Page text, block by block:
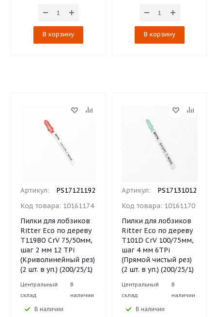
В корзину В корзину
Артикул:
PS17121192
Код товара: 10161174
Пилки для лобзиков
Ritter Eco по дереву
Т119BO CrV 75/50мм,
шаг 2 мм 12 TPi
(Криволинейный рез)
(2 шт. в уп.) (200/25/1)
Центральный
склад
В
наличии
В наличии
Артикул:
PS17131012
Код товара: 10161170
Пилки для лобзиков
Ritter Eco по дереву
Т101D CrV 100/75мм,
шаг 4 мм 6TPi
(Прямой чистый рез)
(2 шт. в уп.) (200/25/1)
Центральный
склад
В
наличии
В наличии